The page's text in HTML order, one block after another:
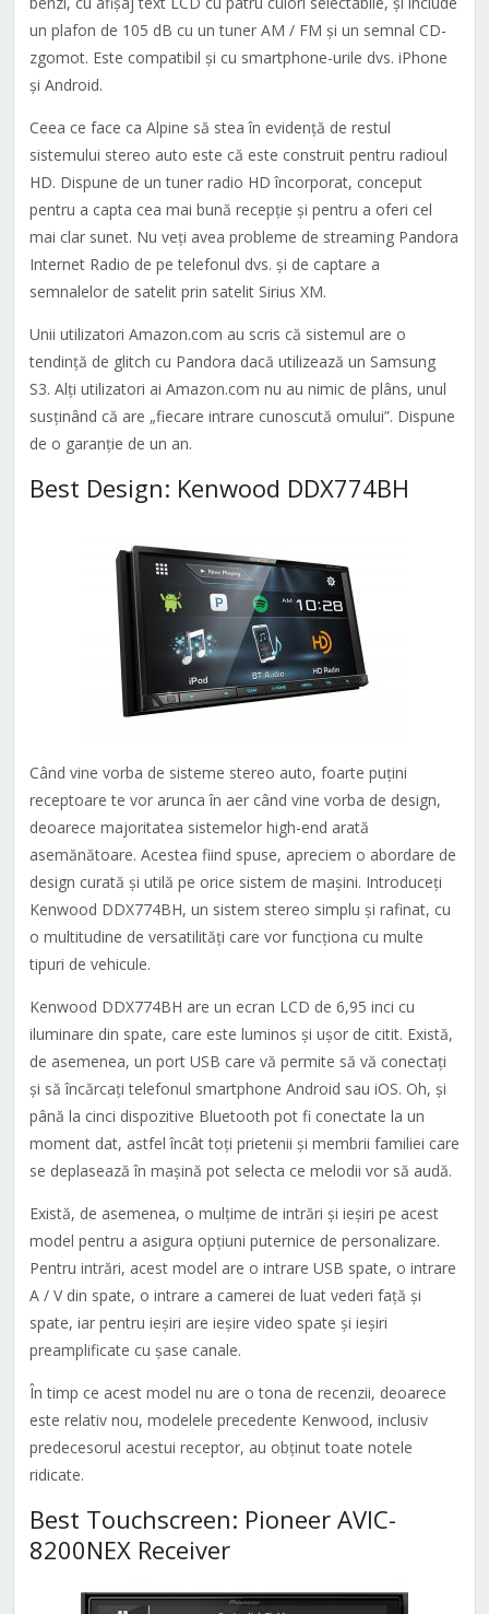
un plafon de 105 dB cu un tuner AM / FM și un semnal CD-
zgomot. Este compatibil și cu smartphone-urile dvs. iPhone
și Android.
Ceea ce face ca Alpine să stea în evidență de restul
sistemului stereo auto este că este construit pentru radioul
HD. Dispune de un tuner radio HD încorporat, conceput
pentru a capta cea mai bună recepție și pentru a oferi cel
mai clar sunet. Nu veți avea probleme de streaming Pandora
Internet Radio de pe telefonul dvs. și de captare a
semnalelor de satelit prin satelit Sirius XM.
Unii utilizatori Amazon.com au scris că sistemul are o
tendință de glitch cu Pandora dacă utilizează un Samsung
S3. Alți utilizatori ai Amazon.com nu au nimic de plâns, unul
susținând că are „fiecare intrare cunoscută omului”. Dispune
de o garanție de un an.
Best Design: Kenwood DDX774BH
Când vine vorba de sisteme stereo auto, foarte puțini
receptoare te vor arunca în aer când vine vorba de design,
deoarece majoritatea sistemelor high-end arată
asemănătoare. Acestea fiind spuse, apreciem o abordare de
design curată și utilă pe orice sistem de mașini. Introduceți
Kenwood DDX774BH, un sistem stereo simplu și rafinat, cu
o multitudine de versatilități care vor funcționa cu multe
tipuri de vehicule.
Kenwood DDX774BH are un ecran LCD de 6,95 inci cu
iluminare din spate, care este luminos și ușor de citit. Există,
de asemenea, un port USB care vă permite să vă conectați
și să încărcați telefonul smartphone Android sau iOS. Oh, și
până la cinci dispozitive Bluetooth pot fi conectate la un
moment dat, astfel încât toți prietenii și membrii familiei care
se deplasează în mașină pot selecta ce melodii vor să audă.
Există, de asemenea, o mulțime de intrări și ieșiri pe acest
model pentru a asigura opțiuni puternice de personalizare.
Pentru intrări, acest model are o intrare USB spate, o intrare
A / V din spate, o intrare a camerei de luat vederi față și
spate, iar pentru ieșiri are ieșire video spate și ieșiri
preamplificate cu șase canale.
În timp ce acest model nu are o tona de recenzii, deoarece
este relativ nou, modelele precedente Kenwood, inclusiv
predecesorul acestui receptor, au obținut toate notele
ridicate.
Best Touchscreen: Pioneer AVIC-
8200NEX Receiver